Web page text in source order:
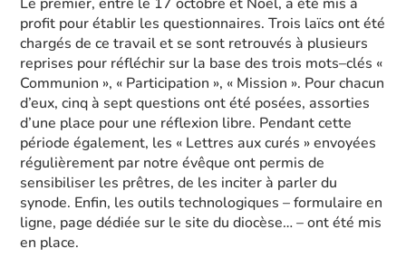
profit pour établir les questionnaires. Trois laïcs ont été
chargés de ce travail et se sont retrouvés à plusieurs
reprises pour réfléchir sur la base des trois mots–clés «
Communion », « Participation », « Mission ». Pour chacun
d’eux, cinq à sept questions ont été posées, assorties
d’une place pour une réflexion libre. Pendant cette
période également, les « Lettres aux curés » envoyées
régulièrement par notre évêque ont permis de
sensibiliser les prêtres, de les inciter à parler du
synode. Enfin, les outils technologiques – formulaire en
ligne, page dédiée sur le site du diocèse… – ont été mis
en place.